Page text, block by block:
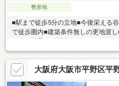
整形地
■駅まで徒歩5分の立地■今後栄える
で徒歩圏内■建築条件無しの更地渡
大阪府大阪市平野区平